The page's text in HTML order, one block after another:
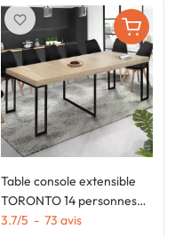
Table console extensible
TORONTO 14 personnes
300 cm design industriel
3.7/5 - 73 avis
favorite_border